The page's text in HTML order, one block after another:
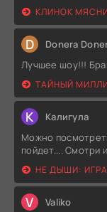
КЛИНОК
D Donera
Лучшее шоу!!!
ТАЙНЫЙ
К Калигула
Можно
пойдет.... Смотри
НЕ ДЫШИ:
V Valiko